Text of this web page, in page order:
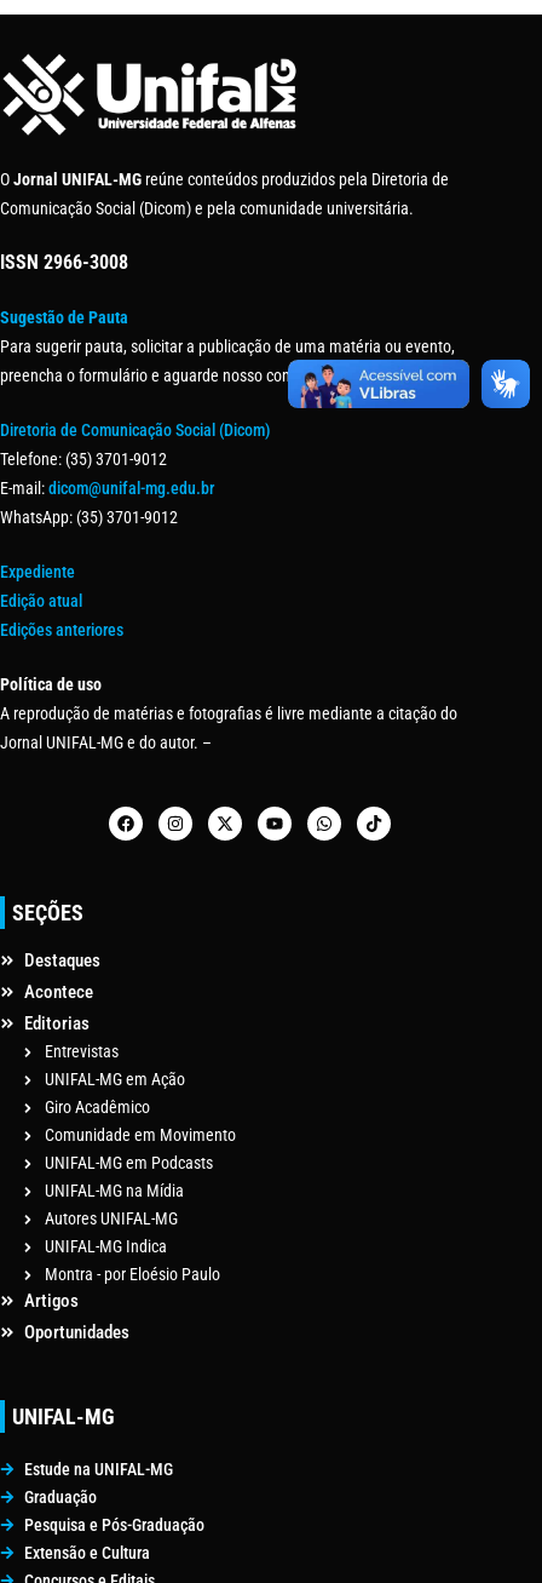
OJornal UNIFAL-MG reúne conteúdos produzidos pela Diretoria de
Comunicação Social (Dicom) e pela comunidade universitária.
ISSN 2966-3008
Sugestão de Pauta
Para sugerir pauta, solicitar a publicação de uma matéria ou evento,
preencha o formulário e aguarde nosso contato.
Diretoria de Comunicação Social (Dicom)
Telefone: (35) 3701-9012
E-mail:dicom@unifal-mg.edu.br
WhatsApp: (35) 3701-9012
Expediente
Edição atual
Edições anteriores
Política de uso
A reprodução de matérias e fotografias é livre mediante a citação do
Jornal UNIFAL-MG e do autor. –
SEÇÕES
Destaques
Acontece
Editorias
Entrevistas
UNIFAL-MG em Ação
Giro Acadêmico
Comunidade em Movimento
UNIFAL-MG em Podcasts
UNIFAL-MG na Mídia
Autores UNIFAL-MG
UNIFAL-MG Indica
Montra - por Eloésio Paulo
Artigos
Oportunidades
UNIFAL-MG
Estude na UNIFAL-MG
Graduação
Pesquisa e Pós-Graduação
Extensão e Cultura